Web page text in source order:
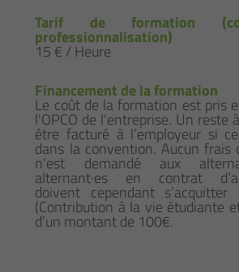
Tarif de formation
professionnalisation)
15 € / Heure
Financement de la formation
Le coût de la formation est pris
l'OPCO de l'entreprise. Un reste
être facturé à l’employeur si
dans la convention. Aucun frais
n’est demandé aux
alternant·es en contrat
doivent cependant
(Contribution à la vie étudiante
d’un montant de 100€.